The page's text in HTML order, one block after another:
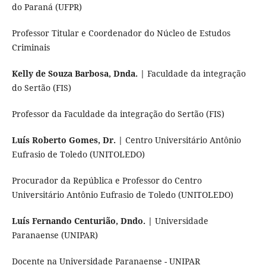
do Paraná (UFPR)
Professor Titular e Coordenador do Núcleo de Estudos
Criminais
Kelly de Souza Barbosa, Dnda. | Faculdade da integração
do Sertão (FIS)
Professor da Faculdade da integração do Sertão (FIS)
Luís Roberto Gomes, Dr. | Centro Universitário Antônio
Eufrasio de Toledo (UNITOLEDO)
Procurador da República e Professor do Centro
Universitário Antônio Eufrasio de Toledo (UNITOLEDO)
Luís Fernando Centurião, Dndo. | Universidade
Paranaense (UNIPAR)
Docente na Universidade Paranaense - UNIPAR